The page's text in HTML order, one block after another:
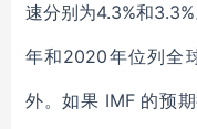
速分别为4.3%和
年和2020年位列全
外。如果 IMF 的预